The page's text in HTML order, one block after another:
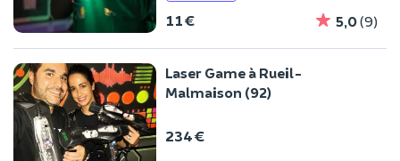
11 € 5,0(9)
Laser Game à Rueil-
Malmaison (92)
234 €